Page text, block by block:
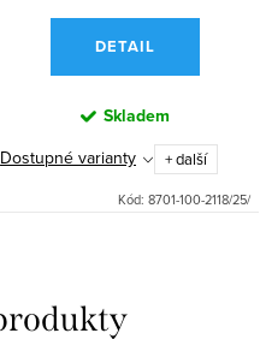
DETAIL
Skladem
Dostupné varianty + další
Kód: 8701-100-2118/25/